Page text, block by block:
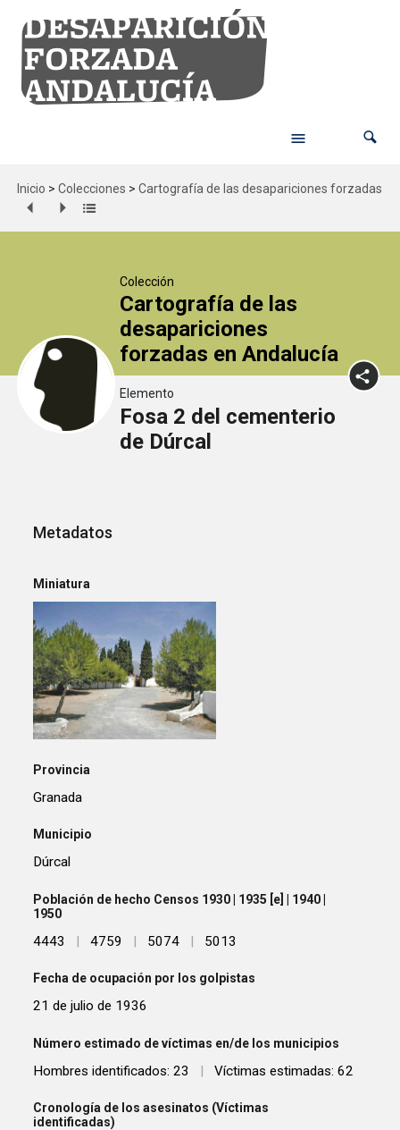
Inicio > Colecciones > Cartografía de las desapariciones forzadas
Colección
Cartografía de las
desapariciones
forzadas en Andalucía
Elemento
Fosa 2 del cementerio
de Dúrcal
Metadatos
Miniatura
Provincia
Granada
Municipio
Dúrcal
Población de hecho Censos 1930 | 1935 [e] | 1940 |
1950
4443 | 4759 | 5074 | 5013
Fecha de ocupación por los golpistas
21 de julio de 1936
Número estimado de víctimas en/de los municipios
Hombres identificados: 23 | Víctimas estimadas: 62
Cronología de los asesinatos (Víctimas
identificadas)